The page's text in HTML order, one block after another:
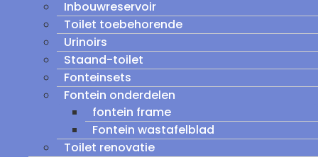
Inbouwreservoir
Toilet toebehorende
Urinoirs
Staand-toilet
Fonteinsets
Fontein onderdelen
fontein frame
Fontein wastafelblad
Toilet renovatie